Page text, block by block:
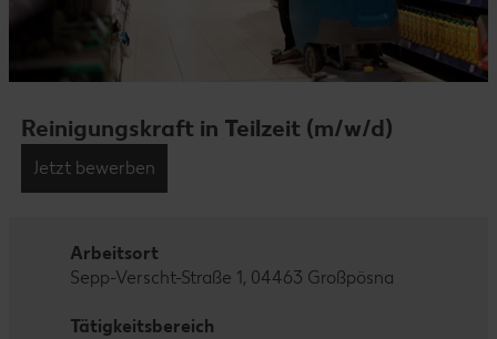
Reinigungskraft in Teilzeit (m/w/d)
Jetzt bewerben
Arbeitsort
Sepp-Verscht-Straße 1, 04463 Großpösna
Tätigkeitsbereich